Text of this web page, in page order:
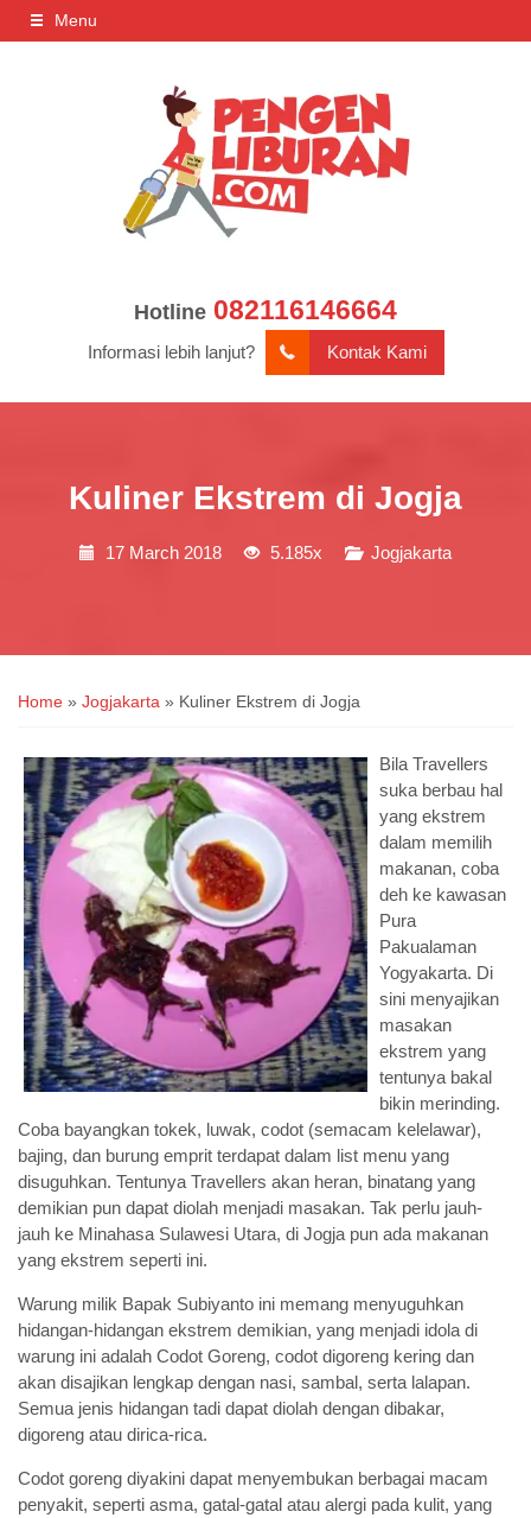
Menu
Hotline 082116146664
Informasi lebih lanjut? Kontak Kami
Kuliner Ekstrem di Jogja
17 March 2018 5.185x Jogjakarta
Home » Jogjakarta » Kuliner Ekstrem di Jogja
Bila Travellers
suka berbau hal
yang ekstrem
dalam memilih
makanan, coba
deh ke kawasan
Pura
Pakualaman
Yogyakarta. Di
sini menyajikan
masakan
ekstrem yang
tentunya bakal
bikin merinding.
Coba bayangkan tokek, luwak, codot (semacam kelelawar),
bajing, dan burung emprit terdapat dalam list menu yang
disuguhkan. Tentunya Travellers akan heran, binatang yang
demikian pun dapat diolah menjadi masakan. Tak perlu jauh-
jauh ke Minahasa Sulawesi Utara, di Jogja pun ada makanan
yang ekstrem seperti ini.
Warung milik Bapak Subiyanto ini memang menyuguhkan
hidangan-hidangan ekstrem demikian, yang menjadi idola di
warung ini adalah Codot Goreng, codot digoreng kering dan
akan disajikan lengkap dengan nasi, sambal, serta lalapan.
Semua jenis hidangan tadi dapat diolah dengan dibakar,
digoreng atau dirica-rica.
Codot goreng diyakini dapat menyembukan berbagai macam
penyakit, seperti asma, gatal-gatal atau alergi pada kulit, yang